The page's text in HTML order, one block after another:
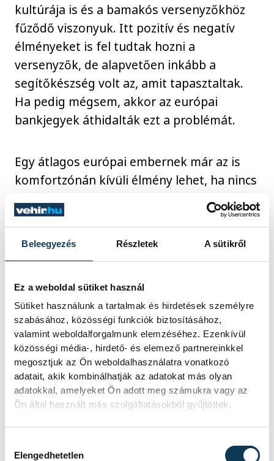
Beleegyezés Részletek A sütikről
Ez a weboldal sütiket használ
Sütiket használunk a tartalmak és hirdetések személyre
szabásához, közösségi funkciók biztosításához,
valamint weboldalforgalmunk elemzéséhez. Ezenkívül
közösségi média-, hirdető- és elemező partnereinkkel
megosztjuk az Ön weboldalhasználatra vonatkozó
adatait, akik kombinálhatják az adatokat más olyan
adatokkal, amelyeket Ön adott meg számukra vagy az
Ön által használt más szolgáltatásokból gyűjtöttek.
Elengedhetetlen
kultúrája is és a bamakós versenyzőkhöz
fűződő viszonyuk. Itt pozitív és negatív
élményeket is fel tudtak hozni a
versenyzők, de alapvetően inkább a
segítőkészség volt az, amit tapasztaltak.
Ha pedig mégsem, akkor az európai
bankjegyek áthidalták ezt a problémát.
Egy átlagos európai embernek már az is
komfortzónán kívüli élmény lehet, ha nincs
Budapest-Bamako mezőnyének viszont a
minden alkalommal, ha például nem érték
sátortábort. Gábornak például egy ilyen
alkalom jelentette a holtpontot és a
másnapra ígért több, mint negyven fokos
hőmérséklet, de az egyszer sem merült fel
sem bennük, sem Daniéknál, hogy
önszántukból feladják.